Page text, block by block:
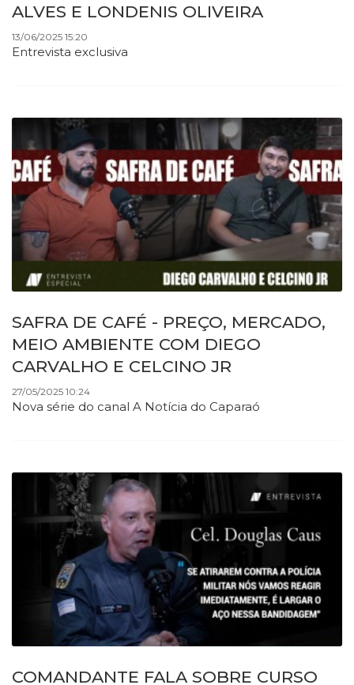
ALVES E LONDENIS OLIVEIRA
13/06/2025 15:20
Entrevista exclusiva
SAFRA DE CAFÉ - PREÇO, MERCADO,
MEIO AMBIENTE COM DIEGO
CARVALHO E CELCINO JR
27/05/2025 10:24
Nova série do canal A Notícia do Caparaó
COMANDANTE FALA SOBRE CURSO